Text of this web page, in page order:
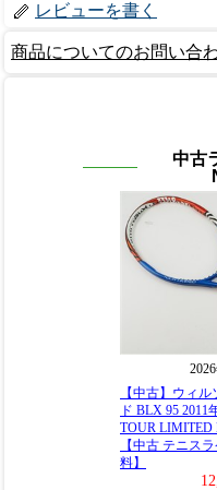
レビューを書く
商品についてのお問い合
中古